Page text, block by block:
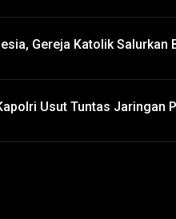
Gereja Katolik Salurkan
Usut Tuntas Jaringan